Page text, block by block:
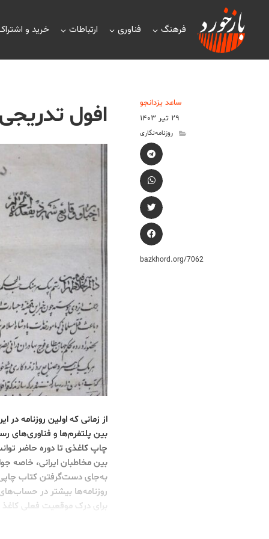
فرهنگ فناوری ارتباطات خرید و
ساعد یزدانجو
۲۹ تیر ۱۴۰۳
روزنامه‌نگاری
bazkhord.org/7062
افول
از زمانی که اولین روزنامه
بین پلتفرم‌ها و فناوری‌های
چاپ کاغذی تا دوره حاضر
بین مخاطبان ایرانی، خاصه
به‌جای دست‌گرفتن کتاب چاپی
روزنامه‌ها بیشتر در
برای درک موقعیت فعلی کاغذ